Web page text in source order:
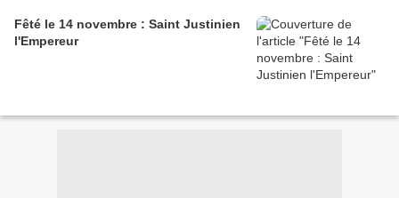
Fêté le 14 novembre : Saint Justinien
l'Empereur